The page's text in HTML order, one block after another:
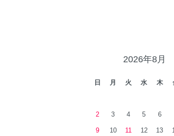
2026年8月
日 月 火 水 木
2 3 4 5 6
9 10 11 12 13